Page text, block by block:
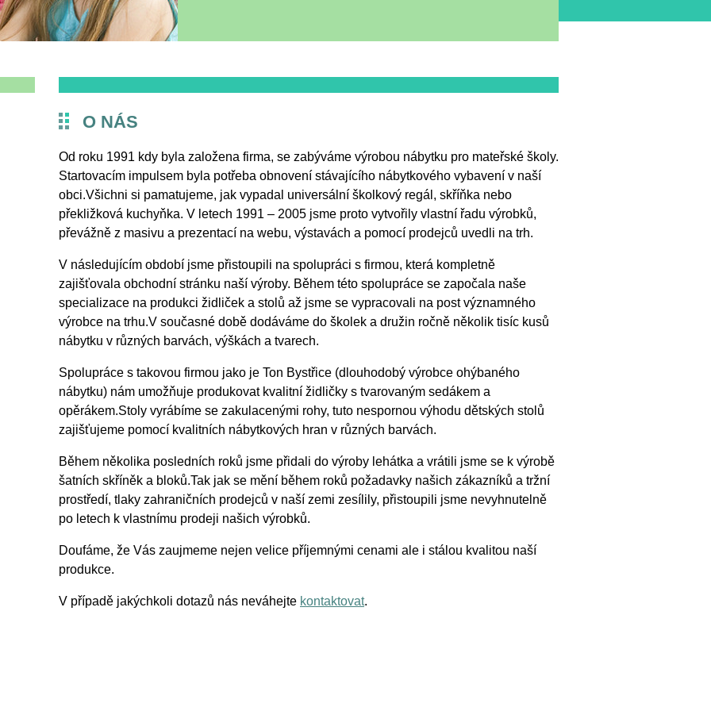
O NÁS
Od roku 1991 kdy byla založena firma, se zabýváme výrobou nábytku pro mateřské školy.
Startovacím impulsem byla potřeba obnovení stávajícího nábytkového vybavení v naší
obci.Všichni si pamatujeme, jak vypadal universální školkový regál, skříňka nebo
překližková kuchyňka. V letech 1991 – 2005 jsme proto vytvořily vlastní řadu výrobků,
převážně z masivu a prezentací na webu, výstavách a pomocí prodejců uvedli na trh.
V následujícím období jsme přistoupili na spolupráci s firmou, která kompletně
zajišťovala obchodní stránku naší výroby. Během této spolupráce se započala naše
specializace na produkci židliček a stolů až jsme se vypracovali na post významného
výrobce na trhu.V současné době dodáváme do školek a družin ročně několik tisíc kusů
nábytku v různých barvách, výškách a tvarech.
Spolupráce s takovou firmou jako je Ton Bystřice (dlouhodobý výrobce ohýbaného
nábytku) nám umožňuje produkovat kvalitní židličky s tvarovaným sedákem a
opěrákem.Stoly vyrábíme se zakulacenými rohy, tuto nespornou výhodu dětských stolů
zajišťujeme pomocí kvalitních nábytkových hran v různých barvách.
Během několika posledních roků jsme přidali do výroby lehátka a vrátili jsme se k výrobě
šatních skříněk a bloků.Tak jak se mění během roků požadavky našich zákazníků a tržní
prostředí, tlaky zahraničních prodejců v naší zemi zesílily, přistoupili jsme nevyhnutelně
po letech k vlastnímu prodeji našich výrobků.
Doufáme, že Vás zaujmeme nejen velice příjemnými cenami ale i stálou kvalitou naší
produkce.
V případě jakýchkoli dotazů nás neváhejte kontaktovat.